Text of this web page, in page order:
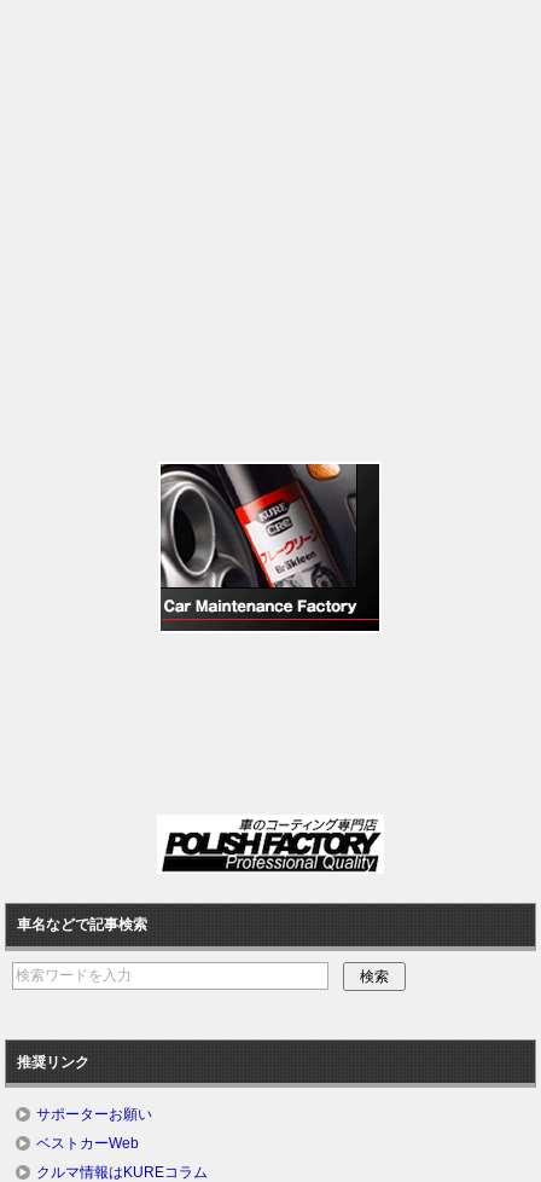
車名などで記事検索
推奨リンク
サポーターお願い
ベストカーWeb
クルマ情報はKUREコラム